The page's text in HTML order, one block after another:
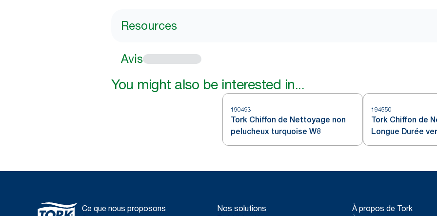
Resources
Avis
You might also be interested in...
190493
Tork Chiffon de Nettoyage non
pelucheux turquoise W8
194550
Tork Chiffon de
Longue Durée
Ce que nous proposons Nos solutions À propos de Tork